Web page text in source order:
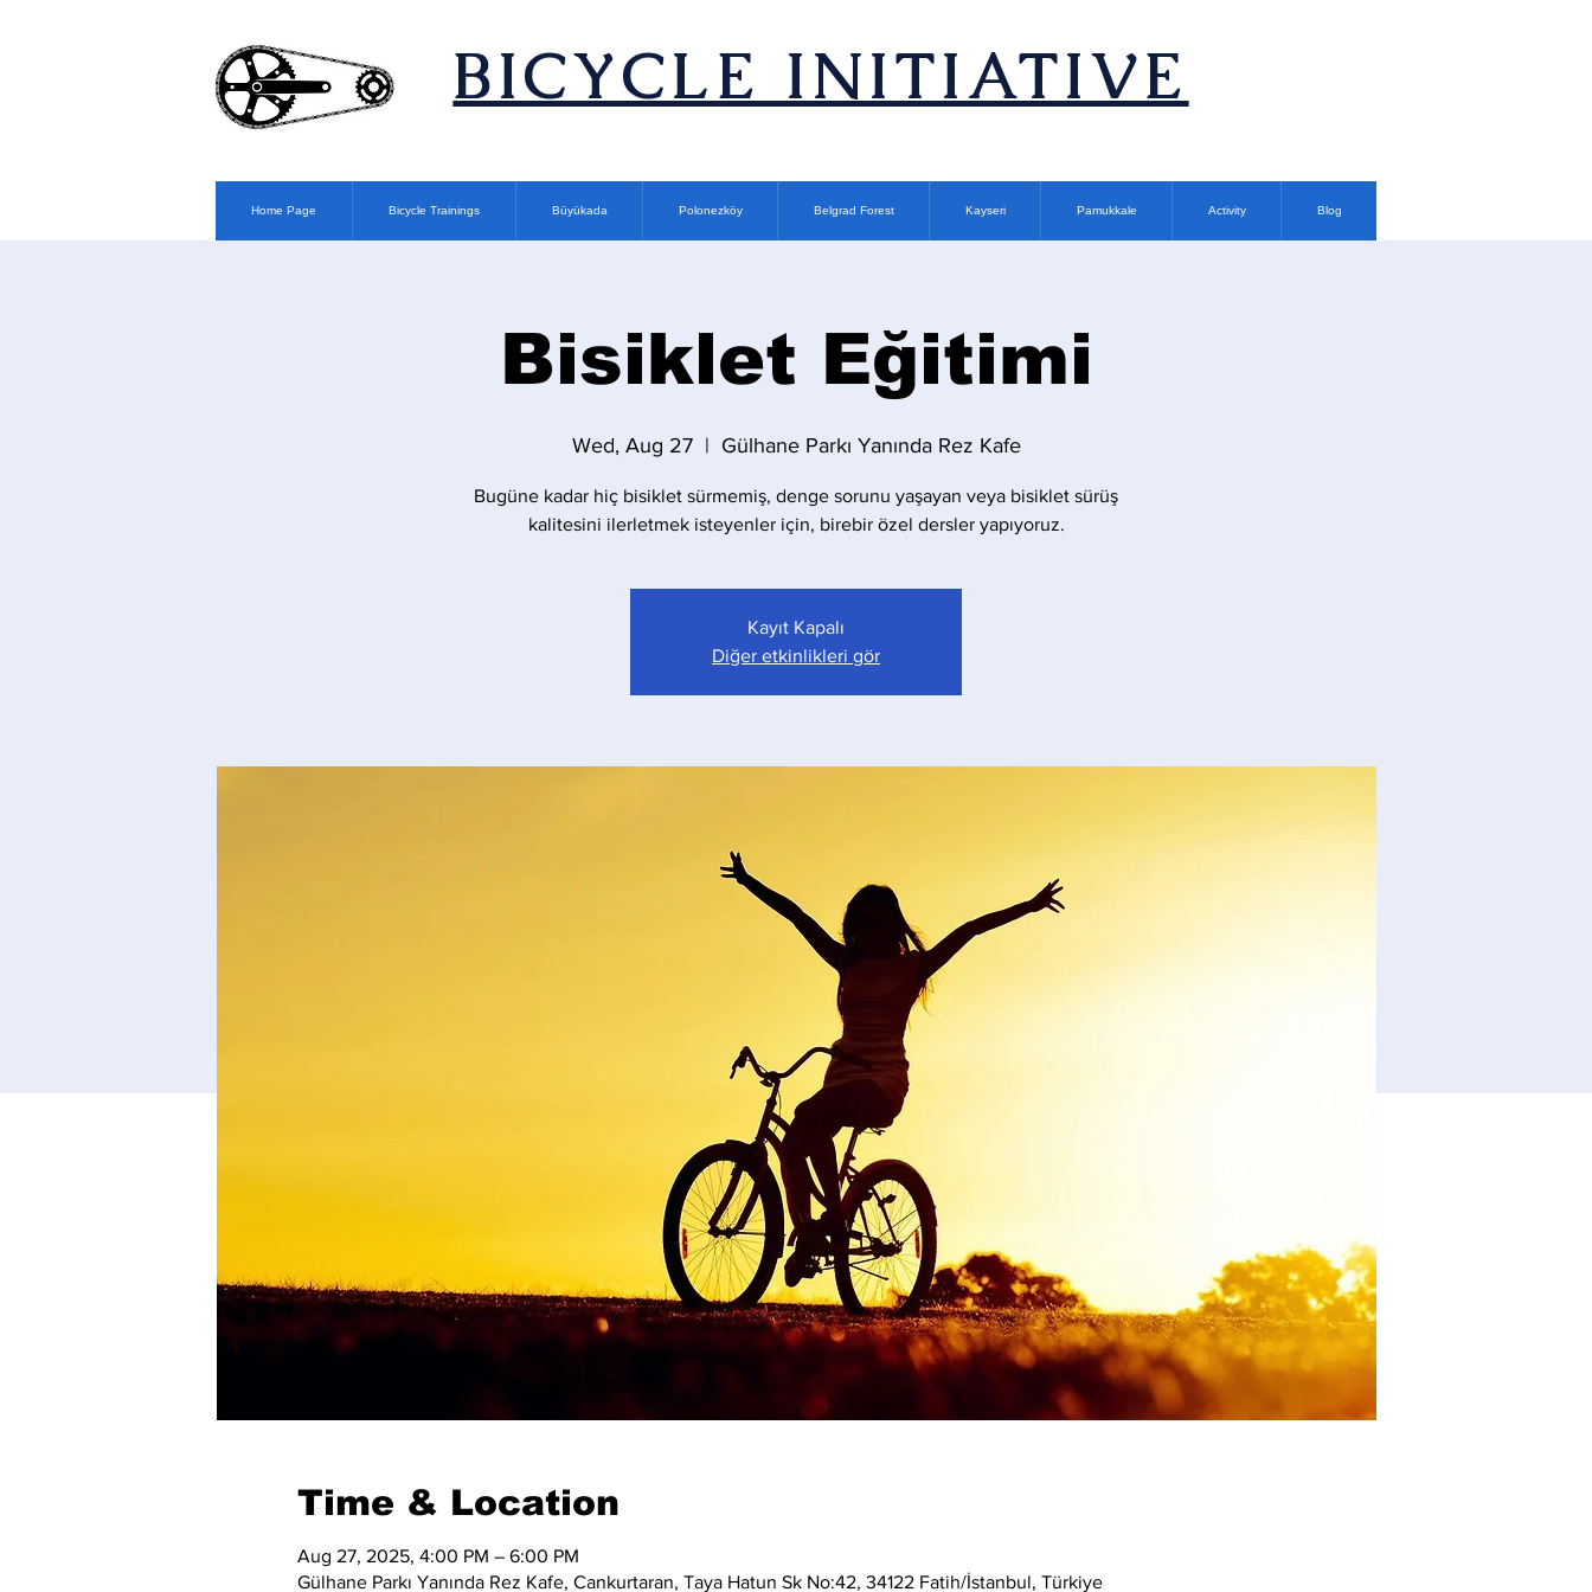
​BICYCLE INITIATIVE
Home Page Bicycle Trainings Büyükada Polonezköy Belgrad Forest Kayseri Pamukkale Activity Blog
Bisiklet Eğitimi
Wed, Aug 27
  |
Gülhane Parkı Yanında Rez Kafe
Bugüne kadar hiç bisiklet sürmemiş, denge sorunu yaşayan veya bisiklet sürüş
kalitesini ilerletmek isteyenler için, birebir özel dersler yapıyoruz.
Kayıt Kapalı
Diğer etkinlikleri gör
Time & Location
Aug 27, 2025, 4:00 PM – 6:00 PM
Gülhane Parkı Yanında Rez Kafe, Cankurtaran, Taya Hatun Sk No:42, 34122 Fatih/İstanbul, Türkiye